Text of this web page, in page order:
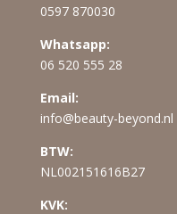
0597 870030
Whatsapp:
06 520 555 28
Email:
info@beauty-beyond.nl
BTW:
NL002151616B27
KVK: